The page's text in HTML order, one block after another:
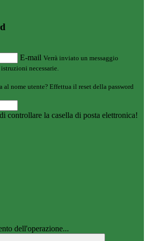
E-mail Verrà inviato un messaggio
necessarie.
al nome utente? Effettua il reset della password
controllare la casella di posta elettronica!
dell'operazione...